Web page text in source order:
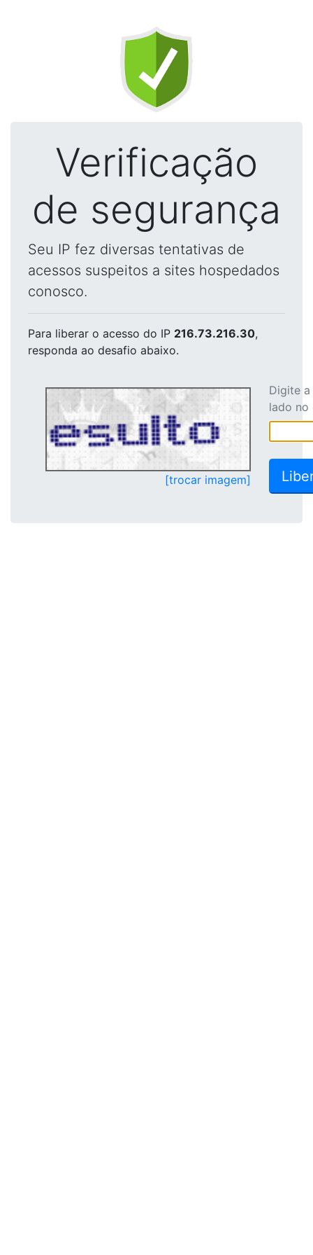
Verificação
de segurança
Seu IP fez diversas tentativas de
acessos suspeitos a sites hospedados
conosco.
Para liberar o acesso do IP 216.73.216.30,
responda ao desafio abaixo.
[trocar imagem]
Digite
lado no